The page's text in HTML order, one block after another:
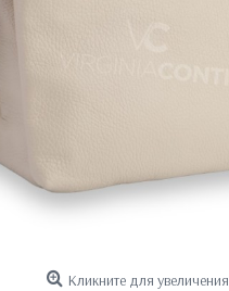
Кликните для увеличения